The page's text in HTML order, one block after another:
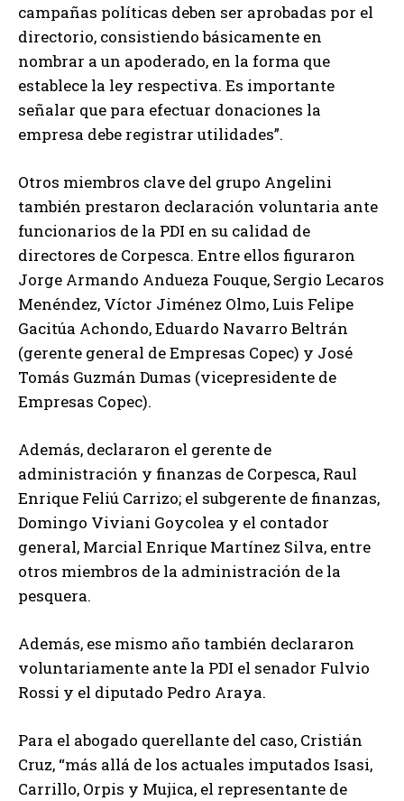
campañas políticas deben ser aprobadas por el
directorio, consistiendo básicamente en
nombrar a un apoderado, en la forma que
establece la ley respectiva. Es importante
señalar que para efectuar donaciones la
empresa debe registrar utilidades”.
Otros miembros clave del grupo Angelini
también prestaron declaración voluntaria ante
funcionarios de la PDI en su calidad de
directores de Corpesca. Entre ellos figuraron
Jorge Armando Andueza Fouque, Sergio Lecaros
Menéndez, Víctor Jiménez Olmo, Luis Felipe
Gacitúa Achondo, Eduardo Navarro Beltrán
(gerente general de Empresas Copec) y José
Tomás Guzmán Dumas (vicepresidente de
Empresas Copec).
Además, declararon el gerente de
administración y finanzas de Corpesca, Raul
Enrique Feliú Carrizo; el subgerente de finanzas,
Domingo Viviani Goycolea y el contador
general, Marcial Enrique Martínez Silva, entre
otros miembros de la administración de la
pesquera.
Además, ese mismo año también declararon
voluntariamente ante la PDI el senador Fulvio
Rossi y el diputado Pedro Araya.
Para el abogado querellante del caso, Cristián
Cruz, “más allá de los actuales imputados Isasi,
Carrillo, Orpis y Mujica, el representante de